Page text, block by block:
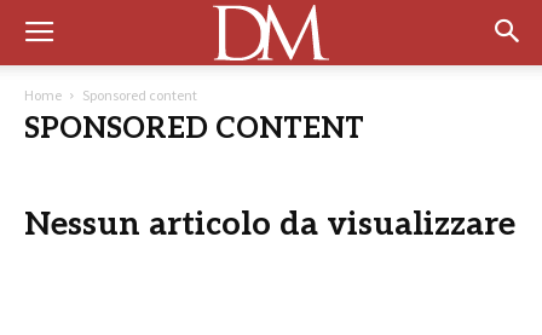
Home Sponsored content
SPONSORED CONTENT
Nessun articolo da visualizzare